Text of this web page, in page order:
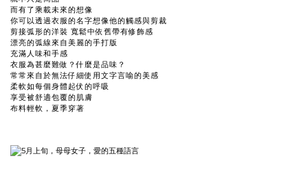
而有了乘載未來的想像
你可以透過衣服的名字想像他的觸感與剪裁
剪接弧形的洋裝 寬鬆中依舊帶有修飾感
漂亮的弧線來自美麗的手打版
充滿人味和手感
衣服為甚麼難做？什麼是品味？
常常來自於無法仔細使用文字言喻的美感
柔軟如每個身體起伏的呼吸
享受被舒適包覆的肌膚
布料輕軟，夏季穿著